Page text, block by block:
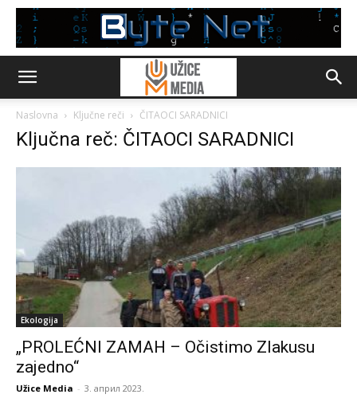
Naslovna Ključne reči ČITAOCI SARADNICI
Ključna reč: ČITAOCI SARADNICI
Ekologija
„PROLEĆNI ZAMAH – Očistimo Zlakusu
zajedno“
Užice Media - 3. април 2023.